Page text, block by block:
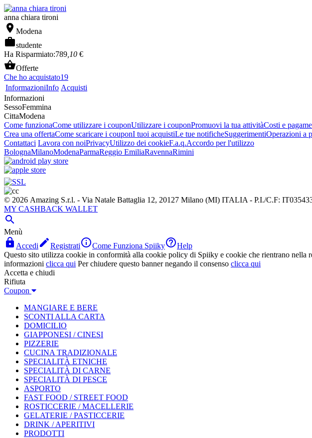
anna chiara tironi
 Modena
studente
Ha Risparmiato:789 ,10 €
Offerte
Che ho acquistato19
InformazioniInfo Acquisti
Informazioni
SessoFemmina
CittaModena
Come funzionaCome utilizzare i couponUtilizzare i couponPromuovi la tua attivitàCosti e
Crea una offertaCome scaricare i couponI tuoi acquistiLe tue notificheSuggerimentiOperazioni a
Contattaci Lavora con noiPrivacyUtilizzo dei cookieF.a.q.Accordo per l'utilizzo
BolognaMilanoModenaParmaReggio EmiliaRavennaRimini
© 2026 Amazing S.r.l. - Via Natale Battaglia 12, 20127 Milano (MI) ITALIA - P.I./C.F:
MY CASHBACK WALLET

Menù
 Accedi RegistratiCome Funziona SpiikyHelp
Questo sito utilizza cookie in conformità alla cookie policy di Spiiky e cookie che rientrano nella
informazioni clicca qui Per chiudere questo banner negando il consenso clicca qui
Accetta e chiudi
Rifiuta
Coupon
MANGIARE E BERE
SCONTI ALLA CARTA
DOMICILIO
GIAPPONESI / CINESI
PIZZERIE
CUCINA TRADIZIONALE
SPECIALITÀ ETNICHE
SPECIALITÀ DI CARNE
SPECIALITÀ DI PESCE
ASPORTO
FAST FOOD / STREET FOOD
ROSTICCERIE / MACELLERIE
GELATERIE / PASTICCERIE
DRINK / APERITIVI
PRODOTTI